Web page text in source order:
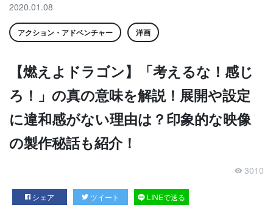
2020.01.08
アクション・アドベンチャー 洋画
【燃えよドラゴン】「考えるな！感じ
ろ！」の真の意味を解説！展開や設定
に違和感がない理由は？印象的な映像
の製作秘話も紹介！
3010
シェア ツイート LINEで送る